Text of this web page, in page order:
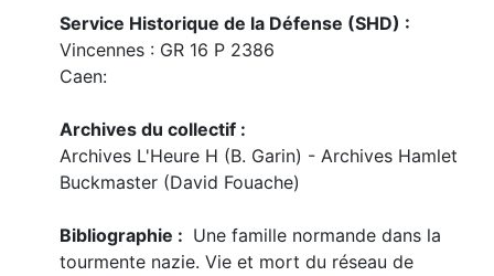
Service Historique de la Défense (SHD) :
Vincennes : GR 16 P 2386
Caen:
Archives du collectif :
Archives L'Heure H (B. Garin) - Archives Hamlet
Buckmaster (David Fouache)
Bibliographie : Une famille normande dans la
tourmente nazie. Vie et mort du réseau de